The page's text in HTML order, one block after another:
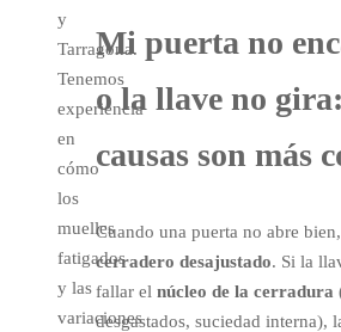
y
Tarragona.
Tenemos
experiencia
en
cómo
los
muelles
fatigados
y las
variaciones
Mi puerta no
o la llave no
causas son más
Cuando una puerta no abre
cerradero desajustado. Si la
fallar el núcleo de la cerradura
desgastados, suciedad interna),